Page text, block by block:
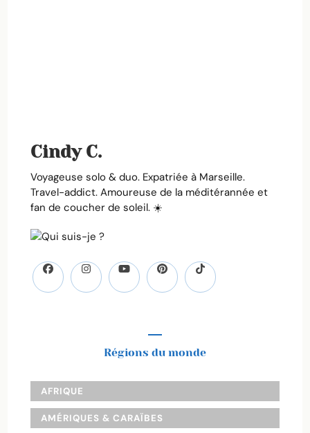
Cindy C.
Voyageuse solo & duo. Expatriée à Marseille.
Travel-addict. Amoureuse de la méditérannée et
fan de coucher de soleil. ☀️
Régions du monde
AFRIQUE
AMÉRIQUES & CARAÏBES